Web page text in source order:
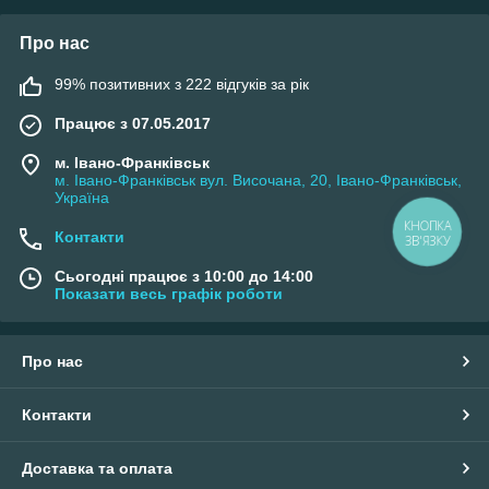
Про нас
99% позитивних з 222 відгуків за рік
Працює з 07.05.2017
м. Івано-Франківськ
м. Івано-Франківськ вул. Височана, 20, Івано-Франківськ,
Україна
Контакти
Сьогодні працює з 10:00 до 14:00
Показати весь графік роботи
Про нас
Контакти
Доставка та оплата
КНОПКА
ЗВ'ЯЗКУ